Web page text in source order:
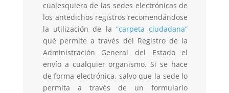
cualesquiera de las sedes electrónicas de
los antedichos registros recomendándose
la utilización de la“carpeta ciudadana”
qué permite a través del Registro de la
Administración General del Estado el
envío a cualquier organismo. Si se hace
de forma electrónica, salvo que la sede lo
permita a través de un formulario